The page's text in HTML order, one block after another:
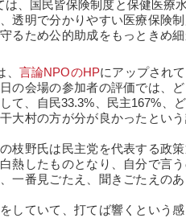
は、国民皆保険制度と保健医療
透明で分かりやすい医療保険
るため公的助成をもっときめ
言論NPOのHPにアップされ
の会場の参加者の評価では、
て、自民33.3%、民主167%、
大村の方が分が良かったとい
枝野氏は民主党を代表する政
熱したものとなり、自分で言
一番見ごたえ、聞きごたえの
していて、打てば響くという